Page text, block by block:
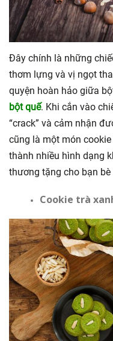
Đây chính là những
thơm lựng và vị ngọt
quyện hoàn hảo giữa
bột quế. Khi cắn vào
“crack” và cảm nhận
cũng là một món
thành nhiều hình dạng
thương tặng cho bạn
Cookie trà